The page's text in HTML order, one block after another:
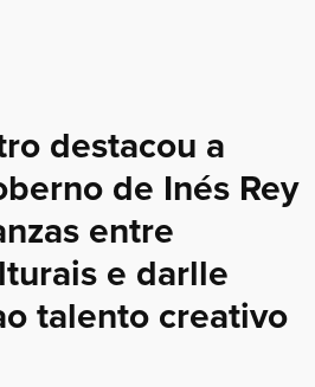
destacou a
de Inés Rey
entre
e darlle
talento creativo